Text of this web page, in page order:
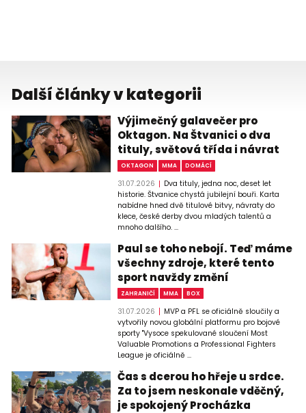
Další články v kategorii
Výjimečný galavečer pro
Oktagon. Na Štvanici o dva
tituly, světová třída i návrat
OKTAGON MMA DOMÁCÍ
31.07.2026
Dva tituly, jedna noc, deset let
historie. Štvanice chystá jubilejní bouři. Karta
nabídne hned dvě titulové bitvy, návraty do
klece, české derby dvou mladých talentů a
mnoho dalšího. ...
Paul se toho nebojí. Teď máme
všechny zdroje, které tento
sport navždy změní
ZAHRANIČÍ MMA BOX
31.07.2026
MVP a PFL se oficiálně sloučily a
vytvořily novou globální platformu pro bojové
sporty "Vysoce spekulované sloučení Most
Valuable Promotions a Professional Fighters
League je oficiálně ...
Čas s dcerou ho hřeje u srdce.
Za to jsem neskonale vděčný,
je spokojený Procházka